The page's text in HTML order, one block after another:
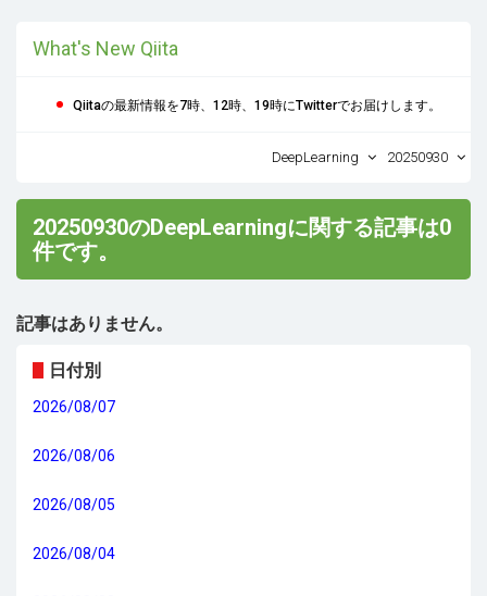
What's New Qiita
Qiitaの最新情報を7時、12時、19時にTwitterでお届けします。
DeepLearning 20250930
20250930のDeepLearningに関する記事は0
件です。
記事はありません。
日付別
2026/08/07
2026/08/06
2026/08/05
2026/08/04